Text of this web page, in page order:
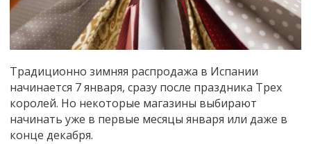
Традиционно зимняя распродажа в Испании
начинается 7 января, сразу после праздника Трех
королей. Но некоторые магазины выбирают
начинать уже в первые месяцы января или даже в
конце декабря.